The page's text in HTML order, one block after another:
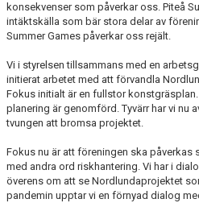
konsekvenser som påverkar oss. Piteå
intäktskälla som bär stora delar av
Summer Games påverkar oss rejält.
Vi i styrelsen tillsammans med en
initierat arbetet med att förvandla
Fokus initialt är en fullstor
planering är genomförd. Tyvärr har vi nu
tvungen att bromsa projektet.
Fokus nu är att föreningen ska
med andra ord riskhantering. Vi har i
överens om att se Nordlundaprojektet
pandemin upptar vi en förnyad dialog